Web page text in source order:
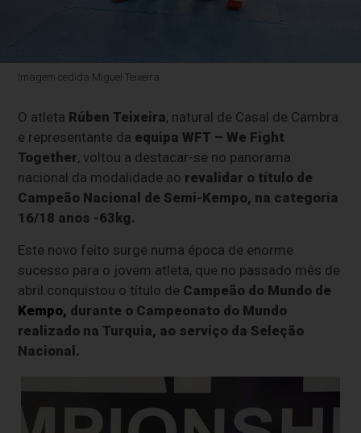
Imagem cedida Miguel Teixeira
O atleta Rúben Teixeira, natural de Casal de Cambra
e representante da equipa WFT – We Fight
Together, voltou a destacar-se no panorama
nacional da modalidade ao revalidar o título de
Campeão Nacional de Semi-Kempo, na categoria
16/18 anos -63kg.
Este novo feito surge numa época de enorme
sucesso para o jovem atleta, que no passado mês de
abril conquistou o título de Campeão do Mundo de
Kempo, durante o Campeonato do Mundo
realizado na Turquia, ao serviço da Seleção
Nacional.